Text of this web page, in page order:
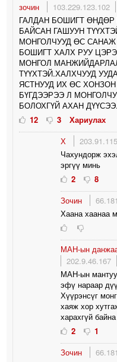
зочин 103.229.123.102
ГАЛДАН БОШИГТ
БАЙСАН ГАШУУН
МОНГОЛЧУУД ӨС
БОШИГТ ХАЛХ РУУ
МОНГОЛ
ТҮҮХТЭЙ.ХАЛХЧУУД
ЯСТНУУД ИХ ӨС
БҮГДЭЭРЭЭ Л
БОЛОХГҮЙ АХАН ДҮҮСЭЭ.
12
3
Хариулах
Х
Чахундорж
эргүү минь
2
8
Зочин
Хаана хаанаа
МАН-ын
202.9.46.167
МАН-ын
эфү нараар
Хүүрэнсүг
хаяж хор
харахгүй
2
1
Зочин